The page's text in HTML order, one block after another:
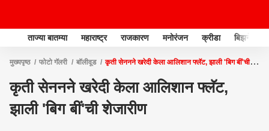
ताज्या बातम्या महाराष्ट्र राजकारण मनोरंजन क्रीडा बिझनेस
मुख्यपृष्ठ फोटो गॅलरी बॉलीवूड
कृती सेननने खरेदी केला आलिशान फ्लॅट, झाली 'बिग बीं'ची
कृती सेननने खरेदी केला आलिशान फ्लॅट,
झाली 'बिग बीं'ची शेजारीण